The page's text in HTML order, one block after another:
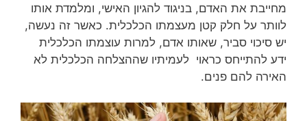
מחייבת את האדם, בניגוד להגיון האישי, ומלמדת אותו
לוותר על חלק קטן מעצמתו הכלכלית. כאשר זה נעשה,
יש סיכוי סביר, שאותו אדם, למרות עוצמתו הכלכלית
ידע להתייחס כראוי לעמיתיו שההצלחה הכלכלית לא
האירה להם פנים.